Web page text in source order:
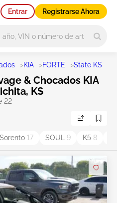
Entrar Registrarse Ahora
>KIA >FORTE >State KS
& Chocados KIA
KS
22
Sorento 17 SOUL 9 K5 8